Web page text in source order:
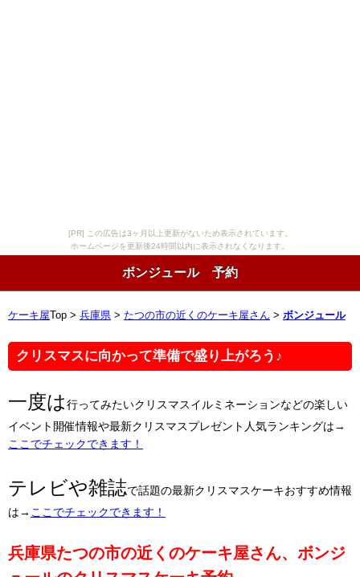
[PR] この広告は3ヶ月以上更新がないため表示されています。
ホームページを更新後24時間以内に表示されなくなります。
ボンジュール 予約
ケーキ屋 Top > 兵庫県 > たつの市の近くのケーキ屋さん > ボンジュール
クリスマスに向かって準備で盛り上がろう♪
一度は行ってみたいクリスマスイルミネーションなどの楽しい
イベント開催情報や最新クリスマスプレゼント人気ランキングは→
ここでチェックできます！
テレビや雑誌で話題の最新クリスマスケーキおすすめ情報
は→ ここでチェックできます！
兵庫県たつの市の近くのケーキ屋さん、ボンジ